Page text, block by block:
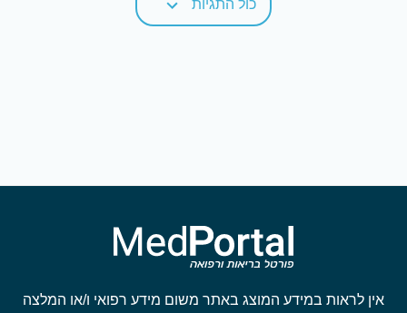
כול התגיות
אין לראות במידע המוצג באתר משום מידע רפואי ו/או המלצה